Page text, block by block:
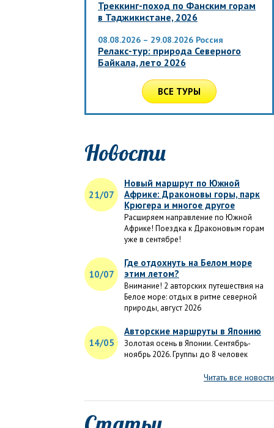
Треккинг-поход по Фанским горам
в Таджикистане, 2026
08.08.2026 – 29.08.2026 Россия
Релакс-тур: природа Северного
Байкала, лето 2026
ВСЕ ТУРЫ
Новости
21/07
Новый маршрут по Южной
Африке: Драконовы горы, парк
Крюгера и многое другое
Расширяем направление по Южной
Африке! Поездка к Драконовым горам
уже в сентябре!
10/07
Где отдохнуть на Белом море
этим летом?
Внимание! 2 авторских путешествия на
Белое море: отдых в ритме северной
природы, август 2026
14/05
Авторские маршруты в Японию
Золотая осень в Японии. Сентябрь-
ноябрь 2026. Группы до 8 человек
Читать все новости